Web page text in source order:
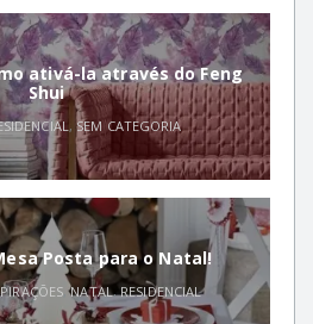
ativá-la através do Feng
Shui
,SEM CATEGORIA
Posta para o Natal!
,NATAL,RESIDENCIAL